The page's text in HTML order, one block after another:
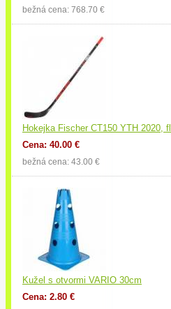
bežná cena: 768.70 €
Hokejka Fischer CT150 YTH 2020,
Cena: 40.00 €
bežná cena: 43.00 €
Kužel s otvormi VARIO 30cm
Cena: 2.80 €